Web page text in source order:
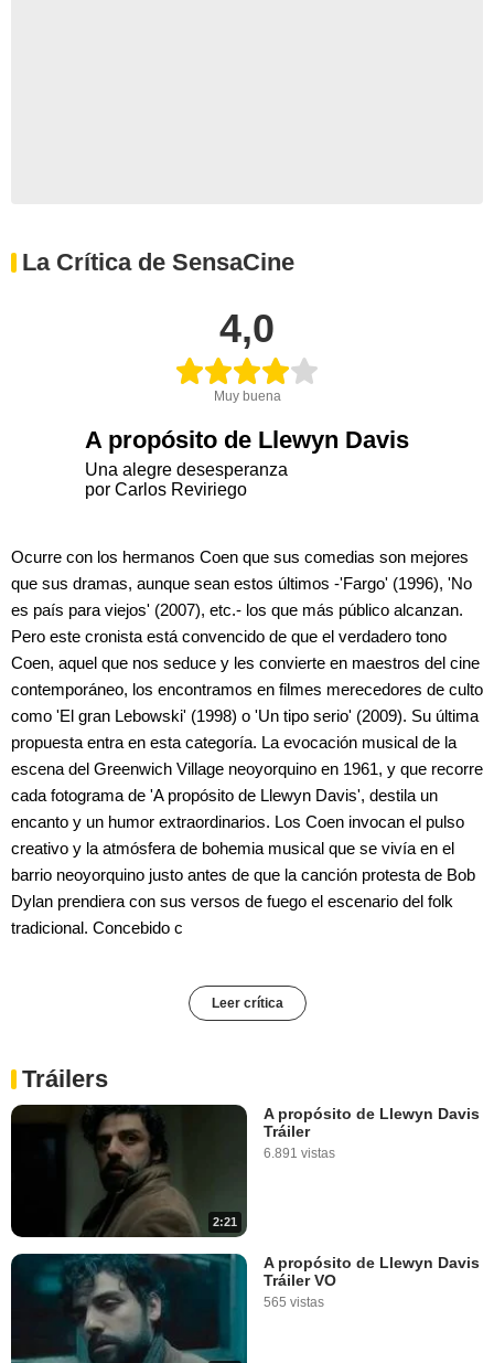
La Crítica de SensaCine
4,0
Muy buena
A propósito de Llewyn Davis
Una alegre desesperanza
por Carlos Reviriego
Ocurre con los hermanos Coen que sus comedias son mejores
que sus dramas, aunque sean estos últimos -'Fargo' (1996), 'No
es país para viejos' (2007), etc.- los que más público alcanzan.
Pero este cronista está convencido de que el verdadero tono
Coen, aquel que nos seduce y les convierte en maestros del cine
contemporáneo, los encontramos en filmes merecedores de culto
como 'El gran Lebowski' (1998) o 'Un tipo serio' (2009). Su última
propuesta entra en esta categoría. La evocación musical de la
escena del Greenwich Village neoyorquino en 1961, y que recorre
cada fotograma de 'A propósito de Llewyn Davis', destila un
encanto y un humor extraordinarios. Los Coen invocan el pulso
creativo y la atmósfera de bohemia musical que se vivía en el
barrio neoyorquino justo antes de que la canción protesta de Bob
Dylan prendiera con sus versos de fuego el escenario del folk
tradicional. Concebido c
Leer crítica
Tráilers
2:21
A propósito de Llewyn Davis
Tráiler
6.891 vistas
A propósito de Llewyn Davis
Tráiler VO
565 vistas